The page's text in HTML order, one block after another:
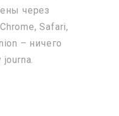
через
Safari,
– ничего